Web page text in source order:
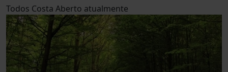
Todos Costa Aberto atualmente